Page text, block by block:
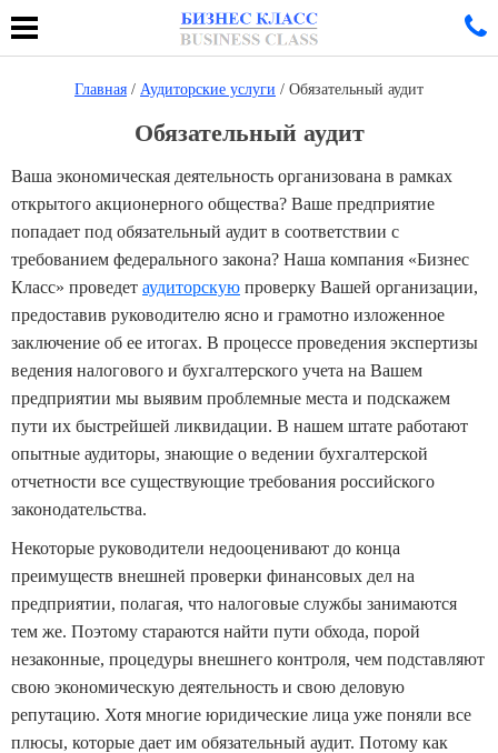
Главная / Аудиторские услуги / Обязательный аудит
Обязательный аудит
Ваша экономическая деятельность организована в рамках
открытого акционерного общества? Ваше предприятие
попадает под обязательный аудит в соответствии с
требованием федерального закона? Наша компания «Бизнес
Класс» проведет аудиторскую проверку Вашей организации,
предоставив руководителю ясно и грамотно изложенное
заключение об ее итогах. В процессе проведения экспертизы
ведения налогового и бухгалтерского учета на Вашем
предприятии мы выявим проблемные места и подскажем
пути их быстрейшей ликвидации. В нашем штате работают
опытные аудиторы, знающие о ведении бухгалтерской
отчетности все существующие требования российского
законодательства.
Некоторые руководители недооценивают до конца
преимуществ внешней проверки финансовых дел на
предприятии, полагая, что налоговые службы занимаются
тем же. Поэтому стараются найти пути обхода, порой
незаконные, процедуры внешнего контроля, чем подставляют
свою экономическую деятельность и свою деловую
репутацию. Хотя многие юридические лица уже поняли все
плюсы, которые дает им обязательный аудит. Потому как